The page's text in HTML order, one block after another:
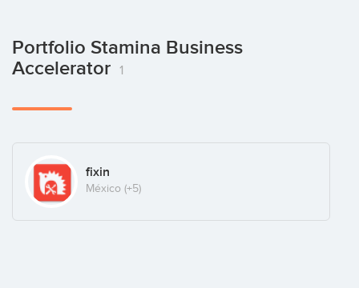
Portfolio Stamina Business
Accelerator
1
fixin
México (+5)